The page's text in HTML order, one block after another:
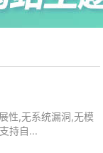
性,无系统漏洞,无模
持自...